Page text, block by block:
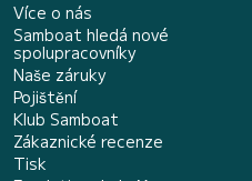
Více o nás
Samboat hledá nové
spolupracovníky
Naše záruky
Pojištění
Klub Samboat
Zákaznické recenze
Tisk